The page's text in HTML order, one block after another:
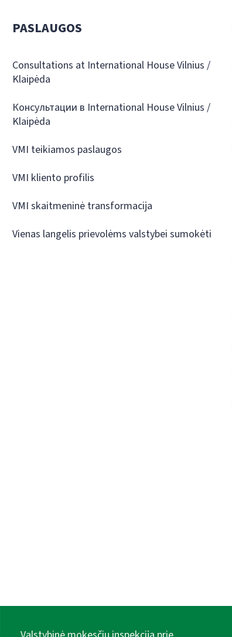
PASLAUGOS
Consultations at International House Vilnius /
Klaipėda
Консультации в International House Vilnius /
Klaipėda
VMI teikiamos paslaugos
VMI kliento profilis
VMI skaitmeninė transformacija
Vienas langelis prievolėms valstybei sumokėti